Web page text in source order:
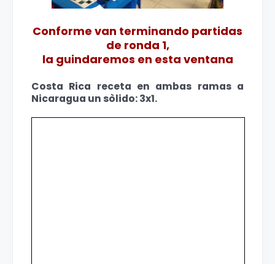
Conforme van terminando partidas
de ronda 1,
la guindaremos en esta ventana
Costa Rica receta en ambas ramas a
Nicaragua un sòlido: 3x1.